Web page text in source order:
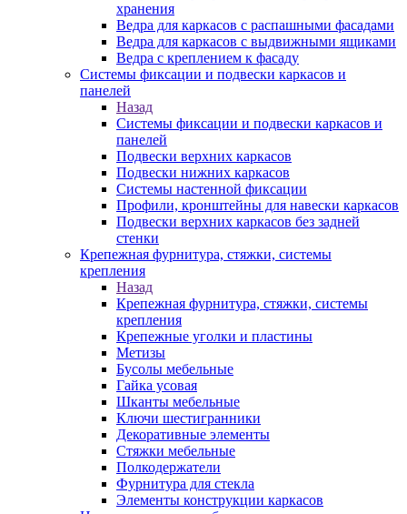
хранения
Ведра для каркасов с распашными фасадами
Ведра для каркасов с выдвижными ящиками
Ведра с креплением к фасаду
Системы фиксации и подвески каркасов и
панелей
Назад
Системы фиксации и подвески каркасов и
панелей
Подвески верхних каркасов
Подвески нижних каркасов
Системы настенной фиксации
Профили, кронштейны для навески каркасов
Подвески верхних каркасов без задней
стенки
Крепежная фурнитура, стяжки, системы
крепления
Назад
Крепежная фурнитура, стяжки, системы
крепления
Крепежные уголки и пластины
Метизы
Бусолы мебельные
Гайка усовая
Шканты мебельные
Ключи шестигранники
Декоративные элементы
Стяжки мебельные
Полкодержатели
Фурнитура для стекла
Элементы конструкции каркасов